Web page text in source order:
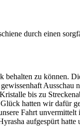
zu können.
bis zu
hatten wir dafür
Fahrt
aufgespürt